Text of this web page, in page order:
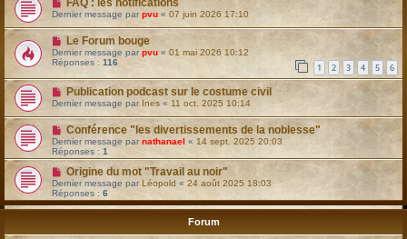
Dernier message parpvu « 07 juin 2026 17:10
Le Forum bouge
Dernier message parpvu « 01 mai 2026 10:12
Réponses : 116 1 2 3 4 5 6
Publication podcast sur le costume civil
Dernier message par Ines « 11 oct. 2025 10:14
Conférence "les divertissements de la noblesse"
Dernier message parnathanael « 14 sept. 2025 20:03
Réponses : 1
Origine du mot "Travail au noir"
Dernier message par Léopold « 24 août 2025 18:03
Réponses : 6
Forum